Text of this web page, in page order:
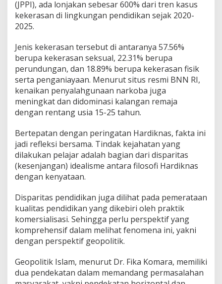
(JPPI), ada lonjakan sebesar 600% dari tren kasus
kekerasan di lingkungan pendidikan sejak 2020-
2025.
Jenis kekerasan tersebut di antaranya 57.56%
berupa kekerasan seksual, 22.31% berupa
perundungan, dan 18.89% berupa kekerasan fisik
serta penganiayaan. Menurut situs resmi BNN RI,
kenaikan penyalahgunaan narkoba juga
meningkat dan didominasi kalangan remaja
dengan rentang usia 15-25 tahun.
Bertepatan dengan peringatan Hardiknas, fakta ini
jadi refleksi bersama. Tindak kejahatan yang
dilakukan pelajar adalah bagian dari disparitas
(kesenjangan) idealisme antara filosofi Hardiknas
dengan kenyataan.
Disparitas pendidikan juga dilihat pada pemerataan
kualitas pendidikan yang dikebiri oleh praktik
komersialisasi. Sehingga perlu perspektif yang
komprehensif dalam melihat fenomena ini, yakni
dengan perspektif geopolitik.
Geopolitik Islam, menurut Dr. Fika Komara, memiliki
dua pendekatan dalam memandang permasalahan